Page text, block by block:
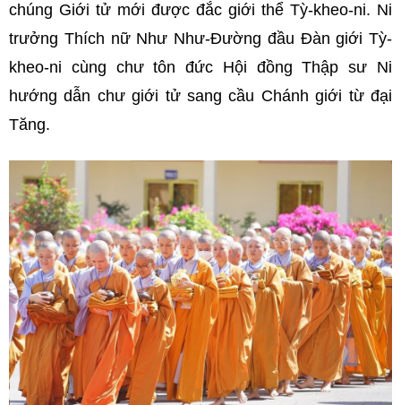
chúng Giới tử mới được đắc giới thể Tỳ-kheo-ni. Ni
trưởng Thích nữ Như Như-Đường đầu Đàn giới Tỳ-
kheo-ni cùng chư tôn đức Hội đồng Thập sư Ni
hướng dẫn chư giới tử sang cầu Chánh giới từ đại
Tăng.